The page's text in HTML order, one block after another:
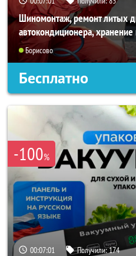
Шиномонтаж, ремонт литых
автокондиционера,
Борисово
Бесплатно
-100%
00:06:58 Получили:174